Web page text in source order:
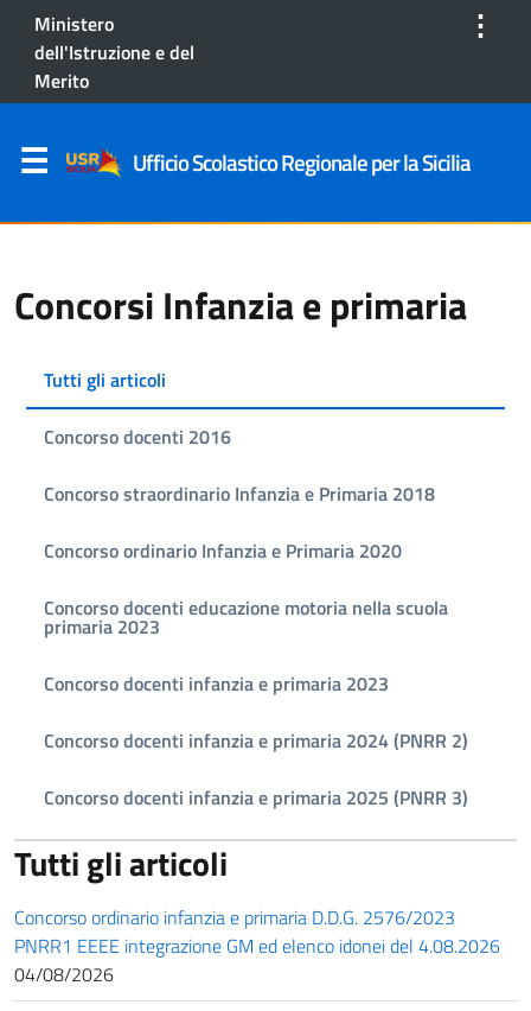
Ministero
dell'Istruzione e del
Merito
⋮
Ufficio Scolastico Regionale per la Sicilia
Concorsi Infanzia e primaria
Tutti gli articoli
Concorso docenti 2016
Concorso straordinario Infanzia e Primaria 2018
Concorso ordinario Infanzia e Primaria 2020
Concorso docenti educazione motoria nella scuola
primaria 2023
Concorso docenti infanzia e primaria 2023
Concorso docenti infanzia e primaria 2024 (PNRR 2)
Concorso docenti infanzia e primaria 2025 (PNRR 3)
Tutti gli articoli
Concorso ordinario infanzia e primaria D.D.G. 2576/2023
PNRR1 EEEE integrazione GM ed elenco idonei del 4.08.2026
04/08/2026